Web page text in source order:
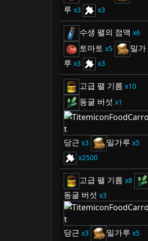
루
3 3
수생 팰의 점액 6
토마토 5
밀가
루
3 3
고급 팰 기름 10
동굴 버섯 1
당근 3 밀가루
5
2500
고급 팰 기름 8
동굴 버섯 3
당근 3 밀가루
5